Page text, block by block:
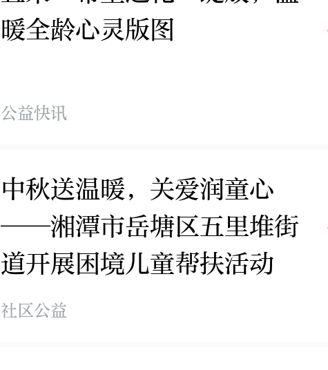
暖全龄心灵版图
公益快讯
中秋送温暖，关爱润童心
——湘潭市岳塘区五里堆街
道开展困境儿童帮扶活动
社区公益